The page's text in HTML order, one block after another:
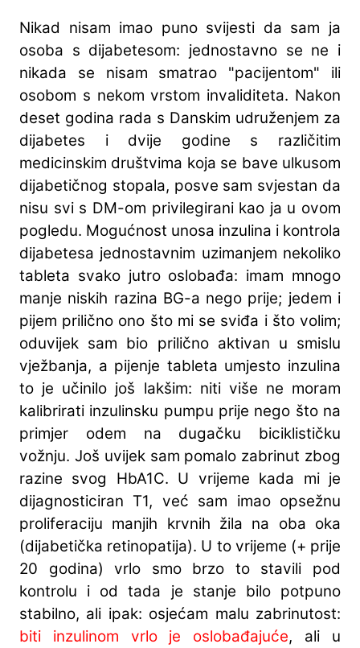
Nikad nisam imao puno svijesti da sam ja
osoba s dijabetesom: jednostavno se ne i
nikada se nisam smatrao "pacijentom" ili
osobom s nekom vrstom invaliditeta. Nakon
deset godina rada s Danskim udruženjem za
dijabetes i dvije godine s različitim
medicinskim društvima koja se bave ulkusom
dijabetičnog stopala, posve sam svjestan da
nisu svi s DM-om privilegirani kao ja u ovom
pogledu. Mogućnost unosa inzulina i kontrola
dijabetesa jednostavnim uzimanjem nekoliko
tableta svako jutro oslobađa: imam mnogo
manje niskih razina BG-a nego prije; jedem i
pijem prilično ono što mi se sviđa i što volim;
oduvijek sam bio prilično aktivan u smislu
vježbanja, a pijenje tableta umjesto inzulina
to je učinilo još lakšim: niti više ne moram
kalibrirati inzulinsku pumpu prije nego što na
primjer odem na dugačku biciklističku
vožnju. Još uvijek sam pomalo zabrinut zbog
razine svog HbA1C. U vrijeme kada mi je
dijagnosticiran T1, već sam imao opsežnu
proliferaciju manjih krvnih žila na oba oka
(dijabetička retinopatija). U to vrijeme (+ prije
20 godina) vrlo smo brzo to stavili pod
kontrolu i od tada je stanje bilo potpuno
stabilno, ali ipak: osjećam malu zabrinutost:
biti inzulinom vrlo je oslobađajuće, ali u